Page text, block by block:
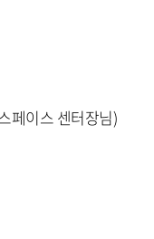
페이스 센터장님)